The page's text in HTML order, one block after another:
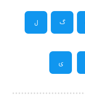
گ ل
ی